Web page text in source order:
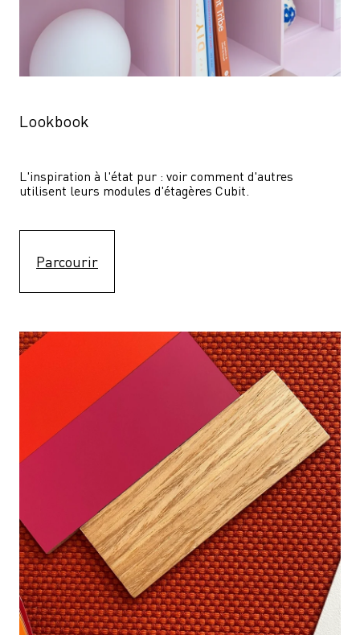
Lookbook
L'inspiration à l'état pur : voir comment d'autres
utilisent leurs modules d'étagères Cubit.
Parcourir